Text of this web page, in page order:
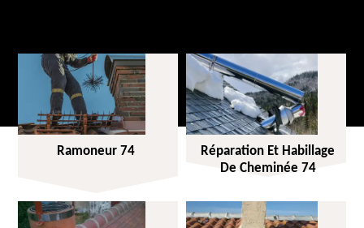
Ramoneur 74
Réparation Et Habillage
De Cheminée 74